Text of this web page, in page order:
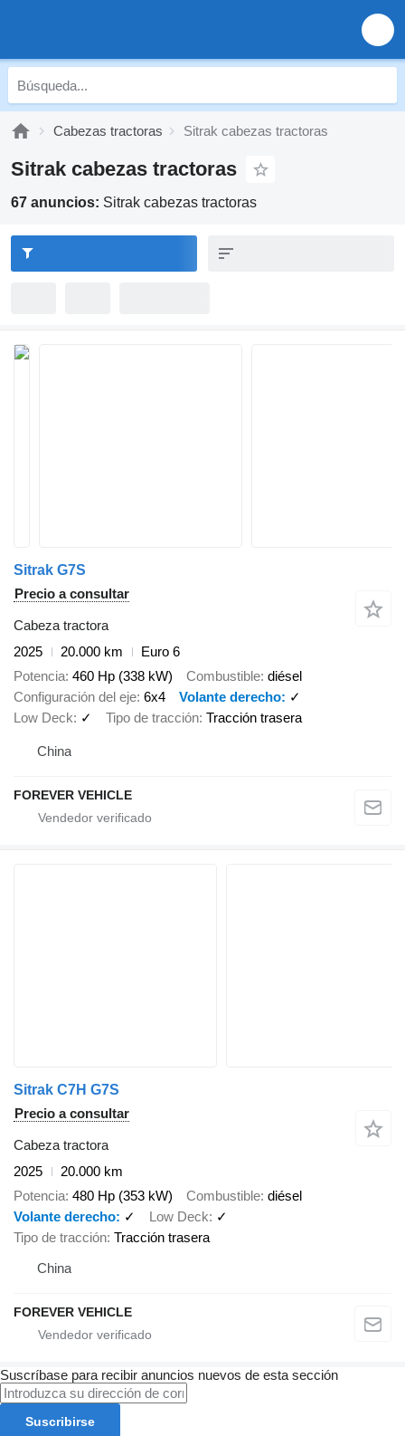
Cabezas tractoras Sitrak cabezas tractoras
Sitrak cabezas tractoras
67 anuncios: Sitrak cabezas tractoras
Sitrak G7S
Precio a consultar
Cabeza tractora
2025
20.000 km
Euro 6
Potencia 460 Hp (338 kW) Combustible diésel
Configuración del eje 6x4 Volante derecho
✓
Low Deck
✓ Tipo de tracción Tracción trasera
China
FOREVER VEHICLE
Sitrak C7H G7S
Precio a consultar
Cabeza tractora
2025
20.000 km
Potencia 480 Hp (353 kW) Combustible diésel
Volante derecho
✓ Low Deck
✓
Tipo de tracción Tracción trasera
China
FOREVER VEHICLE
Suscríbase para recibir anuncios nuevos de esta sección
Suscribirse